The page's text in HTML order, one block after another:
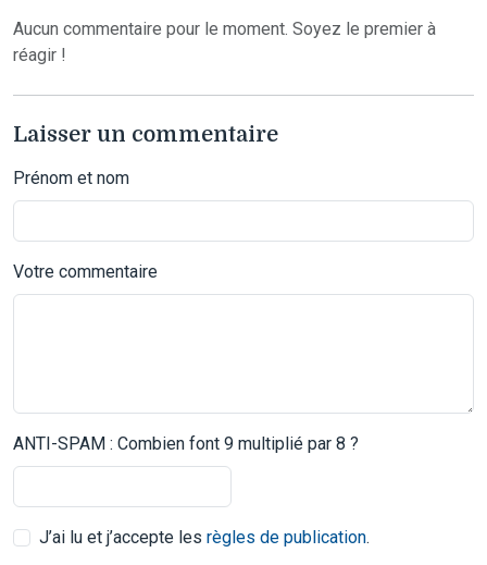
Aucun commentaire pour le moment. Soyez le premier à
réagir !
Laisser un commentaire
Prénom et nom
Votre commentaire
ANTI-SPAM : Combien font 9 multiplié par 8 ?
J’ai lu et j’accepte les règles de publication.